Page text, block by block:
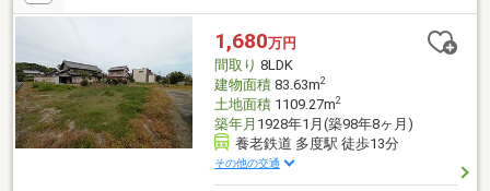
1,680万円
間取り 8LDK
建物面積83.63m2
土地面積1109.27m2
築年月 1928年1月(築98年8ヶ月)
養老鉄道 多度駅 徒歩13分
その他の交通